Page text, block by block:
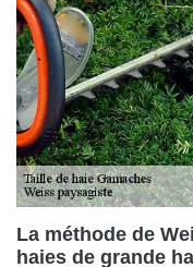
La méthode de
haies de grande